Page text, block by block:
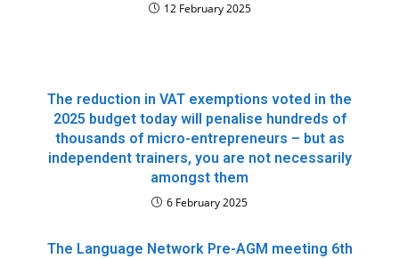
12 February 2025
The reduction in VAT exemptions voted in the
2025 budget today will penalise hundreds of
thousands of micro-entrepreneurs – but as
independent trainers, you are not necessarily
amongst them
6 February 2025
The Language Network Pre-AGM meeting 6th